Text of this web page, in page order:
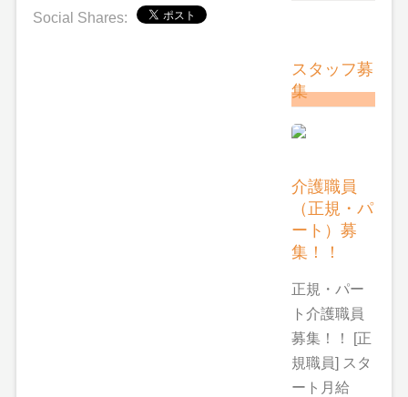
Social Shares:
スタッフ募
集
介護職員
（正規・パ
ート）募
集！！
正規・パー
ト介護職員
募集！！ [正
規職員] スタ
ート月給